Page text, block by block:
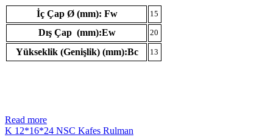
İç Çap Ø (mm): Fw 15
Dış Çap (mm):Ew 20
Yükseklik (Genişlik) (mm):Bc 13
Read more
K 12*16*24 NSC Kafes Rulman